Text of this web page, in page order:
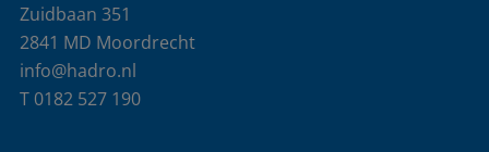
Zuidbaan 351
2841 MD Moordrecht
info@hadro.nl
T 0182 527 190